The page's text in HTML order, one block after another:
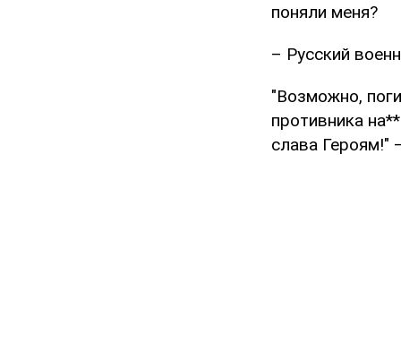
поняли меня?
– Русский
"Возможно,
противника
слава Героям!"